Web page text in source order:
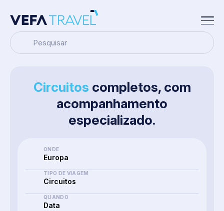
Pesquisar
Circuitos completos, com
acompanhamento
especializado.
ONDE
Europa
TIPO DE VIAGEM
Circuitos
QUANDO
Data